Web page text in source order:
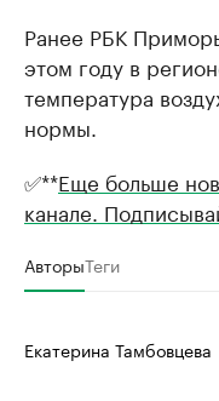
Ранее РБК
этом году в
температура
нормы.
✅**Еще больше
канале.
АвторыТеги
Екатерина Тамбовцева